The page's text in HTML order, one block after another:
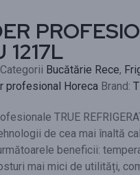
1217L
Categorii Bucătărie Rece,
profesional Horeca Brand:
TRUE
de cea mai înaltă
beneficii:
mai mici de utilități,